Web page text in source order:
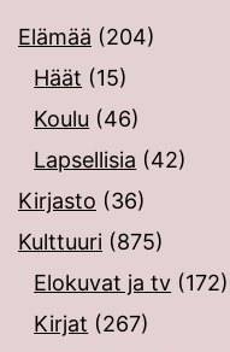
Elämää (204)
Häät (15)
Koulu (46)
Lapsellisia (42)
Kirjasto (36)
Kulttuuri (875)
Elokuvat ja tv (172)
Kirjat (267)